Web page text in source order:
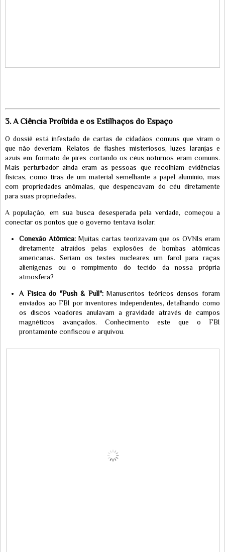
3. A Ciência Proibida e os Estilhaços do Espaço
O dossiê está infestado de cartas de cidadãos comuns que viram o
que não deveriam. Relatos de flashes misteriosos, luzes laranjas e
azuis em formato de pires cortando os céus noturnos eram comuns.
Mais perturbador ainda eram as pessoas que recolhiam evidências
físicas, como tiras de um material semelhante a papel alumínio, mas
com propriedades anômalas, que despencavam do céu diretamente
para suas propriedades.
A população, em sua busca desesperada pela verdade, começou a
conectar os pontos que o governo tentava isolar:
Conexão Atômica:Muitas cartas teorizavam que os OVNIs eram
diretamente atraídos pelas explosões de bombas atômicas
americanas. Seriam os testes nucleares um farol para raças
alienígenas ou o rompimento do tecido da nossa própria
atmosfera?
A Física do "Push & Pull":Manuscritos teóricos densos foram
enviados ao FBI por inventores independentes, detalhando como
os discos voadores anulavam a gravidade através de campos
magnéticos avançados. Conhecimento este que o FBI
prontamente confiscou e arquivou.